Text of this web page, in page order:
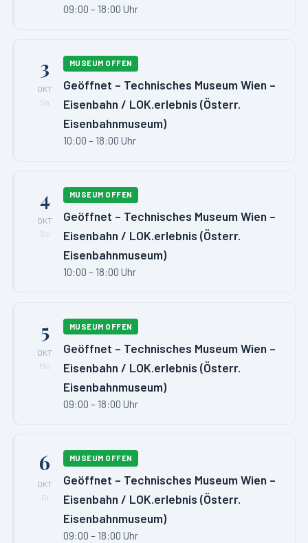
09:00 – 18:00 Uhr
3
OKT
Sa
MUSEUM OFFEN
Geöffnet – Technisches Museum Wien –
Eisenbahn / LOK.erlebnis (Österr.
Eisenbahnmuseum)
10:00 – 18:00 Uhr
4
OKT
So
MUSEUM OFFEN
Geöffnet – Technisches Museum Wien –
Eisenbahn / LOK.erlebnis (Österr.
Eisenbahnmuseum)
10:00 – 18:00 Uhr
5
OKT
Mo
MUSEUM OFFEN
Geöffnet – Technisches Museum Wien –
Eisenbahn / LOK.erlebnis (Österr.
Eisenbahnmuseum)
09:00 – 18:00 Uhr
6
OKT
Di
MUSEUM OFFEN
Geöffnet – Technisches Museum Wien –
Eisenbahn / LOK.erlebnis (Österr.
Eisenbahnmuseum)
09:00 – 18:00 Uhr